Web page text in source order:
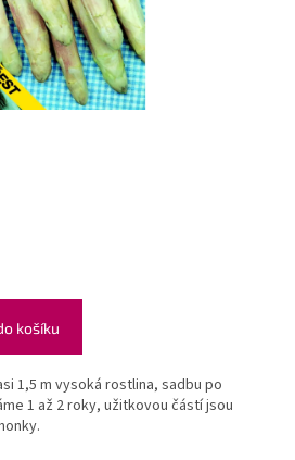
košíku
1,5 m vysoká rostlina, sadbu po
1 až 2 roky, užitkovou částí jsou